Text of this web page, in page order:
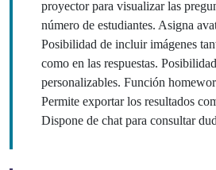
proyector para visualizar las
número de estudiantes. Asigna
Posibilidad de incluir imágenes
como en las respuestas.
personalizables. Función
Permite exportar los resultados
Dispone de chat para consultar